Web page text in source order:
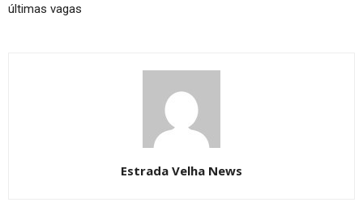
últimas vagas
Estrada Velha News